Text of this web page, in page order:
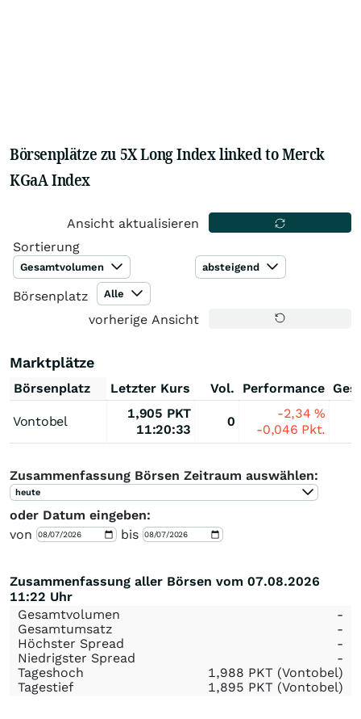
Börsenplätze zu 5X Long Index linked to Merck
KGaA Index
Ansicht aktualisieren
Sortierung
Gesamtvolumen absteigend
Börsenplatz Alle
vorherige Ansicht
Marktplätze
Börsenplatz Letzter Kurs Vol. Performance
Vontobel
1,905 PKT
11:20:33
0
-2,34%
-0,046 Pkt.
Zusammenfassung Börsen Zeitraum auswählen:
heute
oder Datum eingeben:
von
bis
Zusammenfassung aller Börsen vom 07.08.2026
11:22 Uhr
Gesamtvolumen
-
Gesamtumsatz
-
Höchster Spread
-
Niedrigster Spread
-
Tageshoch
1,988 PKT (Vontobel)
Tagestief
1,895 PKT (Vontobel)